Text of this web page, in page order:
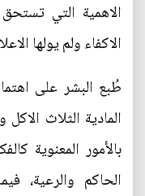
الاهمية التي
الاكفاء ولم يولها
طُبع البشر على
المادية الثلاث
بالأمور المعنوية
الحاكم والرعية،